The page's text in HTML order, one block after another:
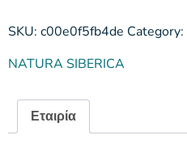
SKU: c00e0f5fb4de Category:
NATURA SIBERICA
Εταιρία